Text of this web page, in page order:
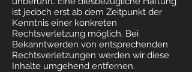
ist jedoch erst ab dem Zeitpunkt der
Kenntnis einer konkreten
Rechtsverletzung möglich. Bei
Bekanntwerden von entsprechenden
Rechtsverletzungen werden wir diese
Inhalte umgehend entfernen.